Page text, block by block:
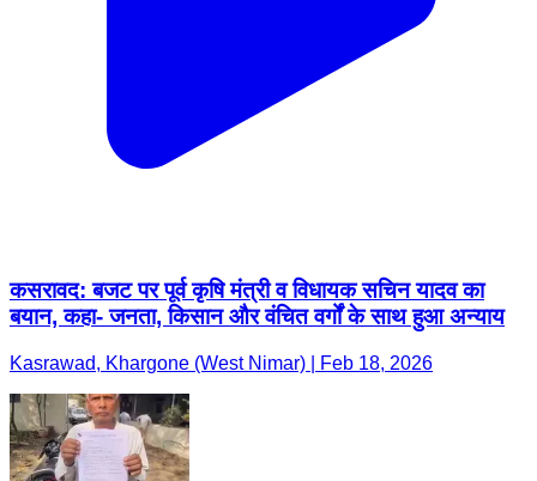
कसरावद: बजट पर पूर्व कृषि मंत्री व विधायक सचिन यादव का
बयान, कहा- जनता, किसान और वंचित वर्गों के साथ हुआ अन्याय
Kasrawad, Khargone (West Nimar) | Feb 18, 2026